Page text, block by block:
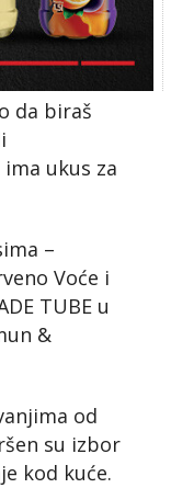
da biraš
ima ukus za
–
Voće i
TUBE u
&
od
su izbor
kod kuće.